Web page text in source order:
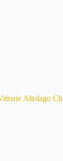
Altolago